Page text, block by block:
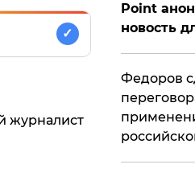
✓
журналист
Point
новость
Федоров